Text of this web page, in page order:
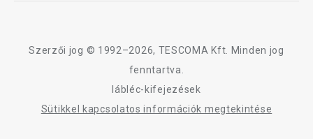
Szerzői jog © 1992–2026, TESCOMA Kft. Minden jog
fenntartva.
lábléc-kifejezések
Sütikkel kapcsolatos információk megtekintése